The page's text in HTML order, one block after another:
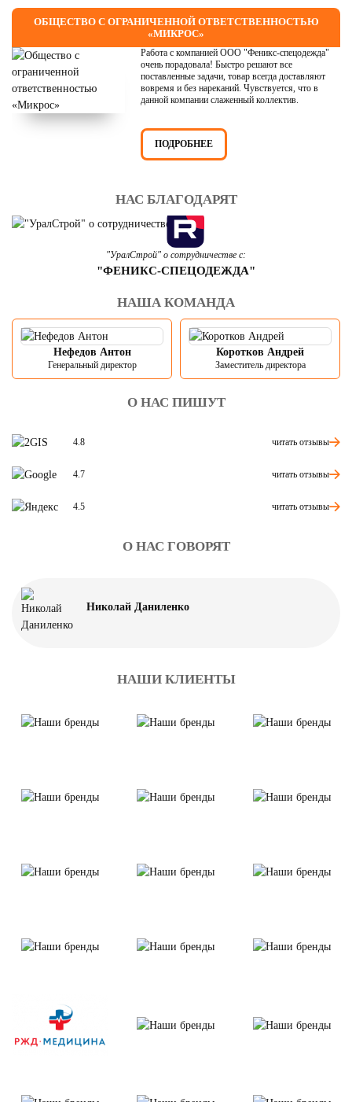
ОБЩЕСТВО С ОГРАНИЧЕННОЙ ОТВЕТСТВЕННОСТЬЮ
«МИКРОС»
Работа с компанией ООО "Феникс-спецодежда"
очень порадовала! Быстро решают все
поставленные задачи, товар всегда доставляют
вовремя и без нареканий. Чувствуется, что в
данной компании слаженный коллектив.
ПОДРОБНЕЕ
НАС БЛАГОДАРЯТ
"УралСтрой" о сотрудничестве с:
"ФЕНИКС-СПЕЦОДЕЖДА"
НАША КОМАНДА
Нефедов Антон
Генеральный директор
Коротков Андрей
Заместитель директора
О НАС ПИШУТ
4.8 читать отзывы
4.7 читать отзывы
4.5 читать отзывы
О НАС ГОВОРЯТ
Николай Даниленко
НАШИ КЛИЕНТЫ